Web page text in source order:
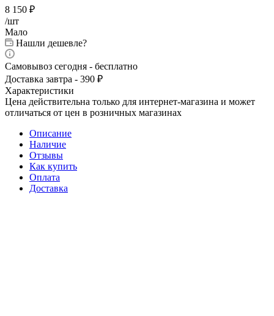
8 150 ₽
/шт
Мало
Нашли дешевле?
Самовывоз сегодня - бесплатно
Доставка завтра - 390 ₽
Характеристики
Цена действительна только для интернет-магазина и может
отличаться от цен в розничных магазинах
Описание
Наличие
Отзывы
Как купить
Оплата
Доставка